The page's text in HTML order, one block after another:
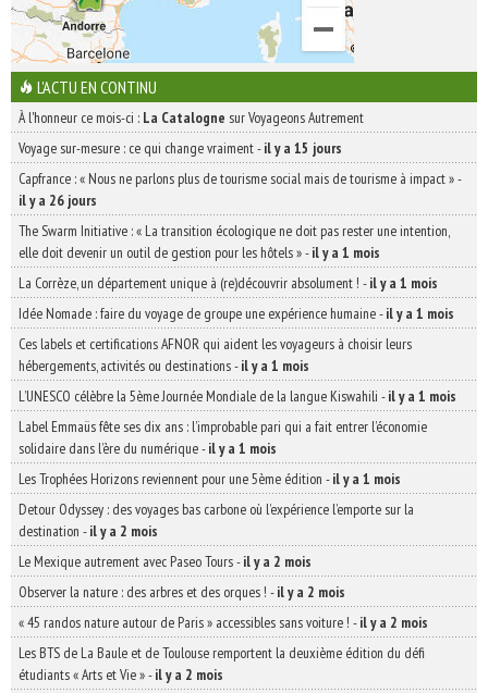
L'ACTU EN CONTINU
À l'honneur ce mois-ci : La Catalogne sur Voyageons Autrement
Voyage sur-mesure : ce qui change vraiment-il y a 15 jours
Capfrance : « Nous ne parlons plus de tourisme social mais de tourisme à impact »-
il y a 26 jours
The Swarm Initiative : « La transition écologique ne doit pas rester une intention,
elle doit devenir un outil de gestion pour les hôtels »-il y a 1 mois
La Corrèze, un département unique à (re)découvrir absolument ! -il y a 1 mois
Idée Nomade : faire du voyage de groupe une expérience humaine-il y a 1 mois
Ces labels et certifications AFNOR qui aident les voyageurs à choisir leurs
hébergements, activités ou destinations-il y a 1 mois
L’UNESCO célèbre la 5ème Journée Mondiale de la langue Kiswahili -il y a 1 mois
Label Emmaüs fête ses dix ans : l’improbable pari qui a fait entrer l’économie
solidaire dans l’ère du numérique-il y a 1 mois
Les Trophées Horizons reviennent pour une 5ème édition -il y a 1 mois
Detour Odyssey : des voyages bas carbone où l’expérience l’emporte sur la
destination -il y a 2 mois
Le Mexique autrement avec Paseo Tours-il y a 2 mois
Observer la nature : des arbres et des orques ! -il y a 2 mois
« 45 randos nature autour de Paris » accessibles sans voiture ! -il y a 2 mois
Les BTS de La Baule et de Toulouse remportent la deuxième édition du défi
étudiants « Arts et Vie »-il y a 2 mois